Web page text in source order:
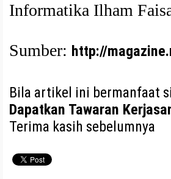
Informatika Ilham
Sumber: http://
Bila artikel ini bermanfaat
Dapatkan Tawaran
Terima kasih sebelumnya